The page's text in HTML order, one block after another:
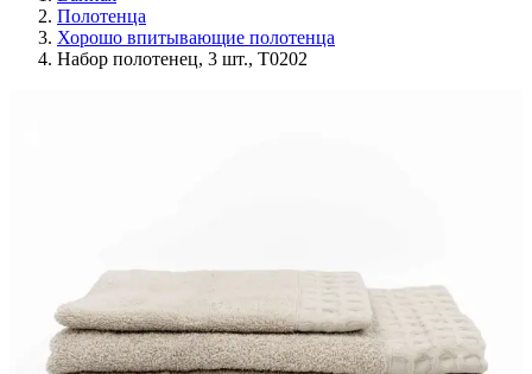
Полотенца
Хорошо впитывающие полотенца
Набор полотенец, 3 шт., T0202